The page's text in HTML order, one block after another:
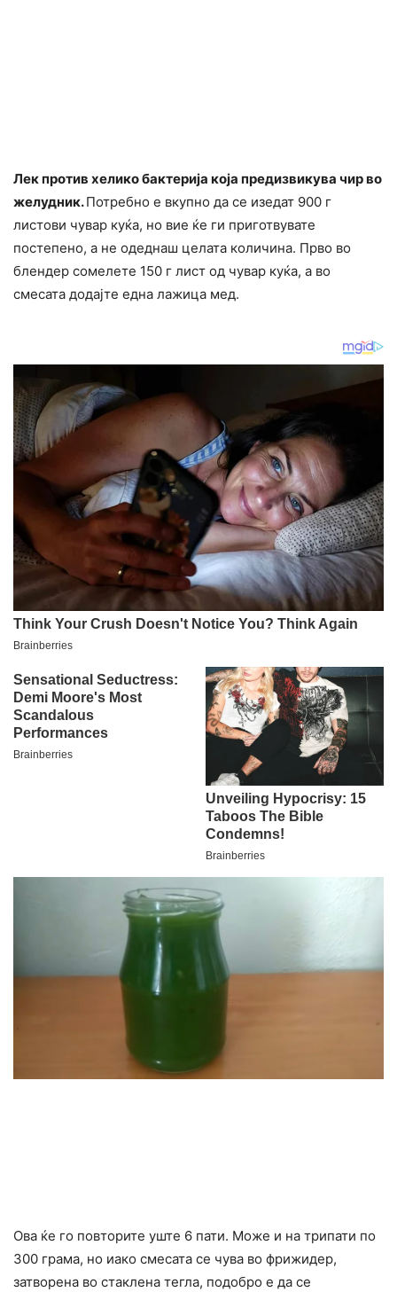
Лек против хелико бактерија која предизвикува чир во
желудник.Потребно е вкупно да се изедат 900 г
листови чувар куќа, но вие ќе ги приготвувате
постепено, а не одеднаш целата количина. Прво во
блендер сомелете 150 г лист од чувар куќа, а во
смесата додајте една лажица мед.
Ова ќе го повторите уште 6 пати. Може и на трипати по
300 грама, но иако смесата се чува во фрижидер,
затворена во стаклена тегла, подобро е да се